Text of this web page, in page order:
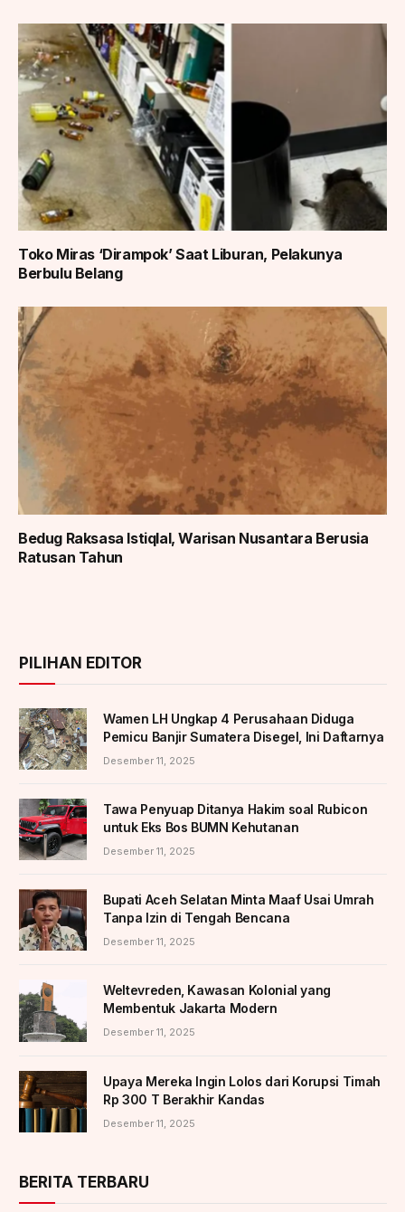
Toko Miras ‘Dirampok’ Saat Liburan, Pelakunya
Berbulu Belang
Bedug Raksasa Istiqlal, Warisan Nusantara Berusia
Ratusan Tahun
PILIHAN EDITOR
Wamen LH Ungkap 4 Perusahaan Diduga
Pemicu Banjir Sumatera Disegel, Ini Daftarnya
Desember 11, 2025
Tawa Penyuap Ditanya Hakim soal Rubicon
untuk Eks Bos BUMN Kehutanan
Desember 11, 2025
Bupati Aceh Selatan Minta Maaf Usai Umrah
Tanpa Izin di Tengah Bencana
Desember 11, 2025
Weltevreden, Kawasan Kolonial yang
Membentuk Jakarta Modern
Desember 11, 2025
Upaya Mereka Ingin Lolos dari Korupsi Timah
Rp 300 T Berakhir Kandas
Desember 11, 2025
BERITA TERBARU